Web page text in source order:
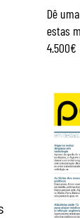
Dê
estas
4.500€